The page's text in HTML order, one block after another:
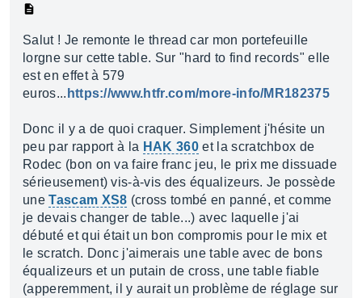
Salut ! Je remonte le thread car mon portefeuille
lorgne sur cette table. Sur "hard to find records" elle
est en effet à 579
euros... https://www.htfr.com/more-info/MR182375
Donc il y a de quoi craquer. Simplement j'hésite un
peu par rapport à la HAK 360et la scratchbox de
Rodec (bon on va faire franc jeu, le prix me dissuade
sérieusement) vis-à-vis des équalizeurs. Je possède
uneTascam XS8 (cross tombé en panné, et comme
je devais changer de table...) avec laquelle j'ai
débuté et qui était un bon compromis pour le mix et
le scratch. Donc j'aimerais une table avec de bons
équalizeurs et un putain de cross, une table fiable
(apperemment, il y aurait un problème de réglage sur